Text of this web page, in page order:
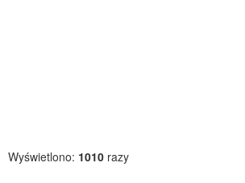
Wyświetlono: 1010 razy